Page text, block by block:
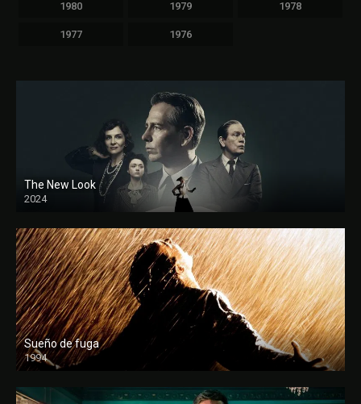
1980 1979 1978
1977 1976
The New Look
2024
Sueño de fuga
1994
FULL HD